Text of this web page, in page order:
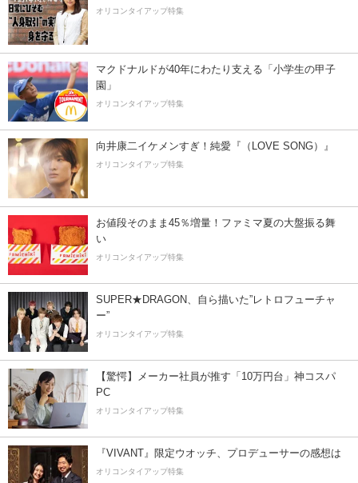
オリコンタイアップ特集
マクドナルドが40年にわたり支える「小学生の甲子
園」
オリコンタイアップ特集
向井康二イケメンすぎ！純愛『（LOVE SONG）』
オリコンタイアップ特集
お値段そのまま45％増量！ファミマ夏の大盤振る舞
い
オリコンタイアップ特集
SUPER★DRAGON、自ら描いた”レトロフューチャ
ー”
オリコンタイアップ特集
【驚愕】メーカー社員が推す「10万円台」神コスパ
PC
オリコンタイアップ特集
『VIVANT』限定ウオッチ、プロデューサーの感想は
オリコンタイアップ特集